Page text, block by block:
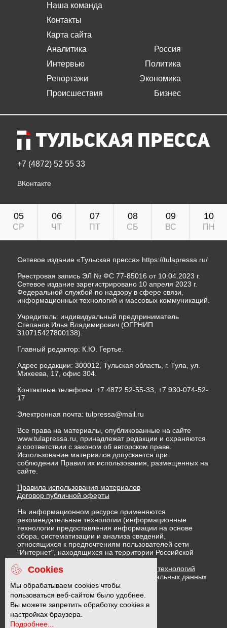
Наша команда
Контакты
Карта сайта
Аналитика
Интервью
Репортажи
Происшествия
Россия
Политика
Экономика
Бизнес
+7 (4872) 52 55 33
ВКонтакте
05
СР
06
ЧТ
07
ПТ
08
СБ
09
ВС
10
ПН
Сетевое издание «Тульская пресса» https://tulapressa.ru/
Реестровая запись ЭЛ № ФС 77-85016 от 10.04.2023 г.
Сетевое издание зарегистрировано 10 апреля 2023 г.
Федеральной службой по надзору в сфере связи,
информационных технологий и массовых коммуникаций.
Учредитель: индивидуальный предприниматель
Степанов Илья Владимирович (ОГРНИП
310715427800138).
Главный редактор: К.Ю. Гертье.
Адрес редакции: 300012, Тульская область, г. Тула, ул.
Михеева, 17, офис 304.
Контактные телефоны: +7 4872 52-55-33, +7 930-074-52-
17
Электронная почта: tulpressa@mail.ru
Все права на материалы, опубликованные на сайте
www.tulapressa.ru, принадлежат редакции и охраняются
в соответствии с законом об авторском праве.
Использование материалов допускается при
соблюдении Правил их использования, размещенных на
сайте.
Правила использования материалов
Договор публичной оферты
На информационном ресурсе применяются
рекомендательные технологии (информационные
технологии предоставления информации на основе
сбора, систематизации и анализа сведений,
относящихся к предпочтениям пользователей сети
"Интернет", находящихся на территории Российской
Федерации)
Правила применения рекомендательных технологий
Политика в отношении обработки персональных данных
Политика обработки файлов cookie
16 +
Cookies
Мы обрабатываем cookies чтобы
пользоваться веб-сайтом было удобнее.
Вы можете запретить обработку cookies в
настройках браузера.
Подробнее...